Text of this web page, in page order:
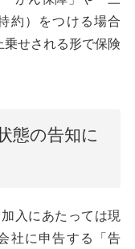
約）をつける場合
せされる形で保険
態の告知に
入にあたっては現
社に申告する「告